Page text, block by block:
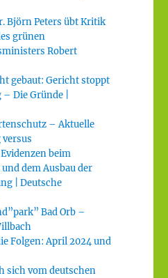
Björn Peters übt Kritik
grünen
Robert
gebaut: Gericht stoppt
Die Gründe |
– Aktuelle
versus
beim
dem Ausbau der
| Deutsche
Bad Orb –
Folgen: April 2024 und
sich vom deutschen